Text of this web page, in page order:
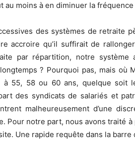
au moins à en diminuer la fréquence
des systèmes de retraite
accroire qu’il suffirait de
par répartition, notre
? Pourquoi pas, mais où
à 55, 58 ou 60 ans, quelque soit
des syndicats de salariés et
malheureusement d’une
Pour notre part, nous avons traité
Une rapide requête dans la